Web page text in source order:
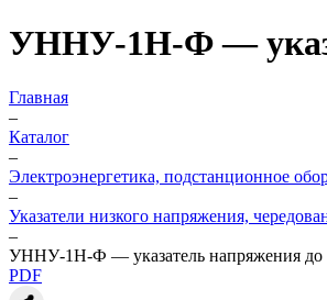
УННУ-1Н-Ф —
Главная
–
Каталог
–
Электроэнергетика, подстанционное
–
Указатели низкого напряжения,
–
УННУ-1Н-Ф — указатель напряжения до
PDF